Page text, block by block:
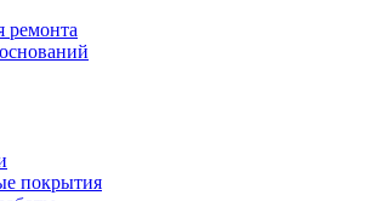
ремонта
покрытия